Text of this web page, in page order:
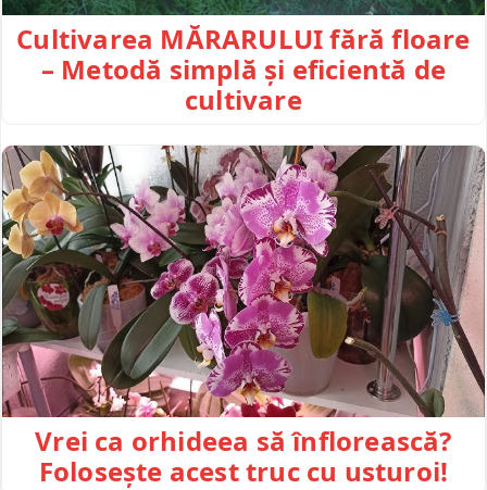
Cultivarea MĂRARULUI fără floare
– Metodă simplă și eficientă de
cultivare
Vrei ca orhideea să înflorească?
Folosește acest truc cu usturoi!